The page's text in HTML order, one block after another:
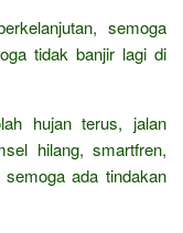
semoga
tidak banjir lagi di
hujan terus, jalan
hilang, smartfren,
ada tindakan